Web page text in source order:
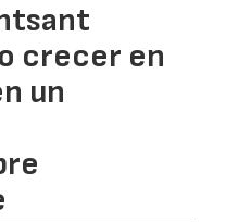
crecer en
un